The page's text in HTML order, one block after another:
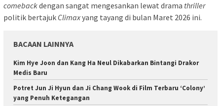
comebackdengan sangat mengesankan lewat drama thriller
politik bertajuk Climaxyang tayang di bulan Maret 2026 ini.
BACAAN LAINNYA
Kim Hye Joon dan Kang Ha Neul Dikabarkan Bintangi Drakor
Medis Baru
Potret Jun Ji Hyun dan Ji Chang Wook di Film Terbaru ‘Colony’
yang Penuh Ketegangan